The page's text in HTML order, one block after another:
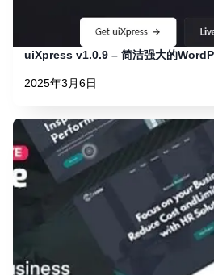
uiXpress v1.0.9 – 简洁强大的
2025年3月6日